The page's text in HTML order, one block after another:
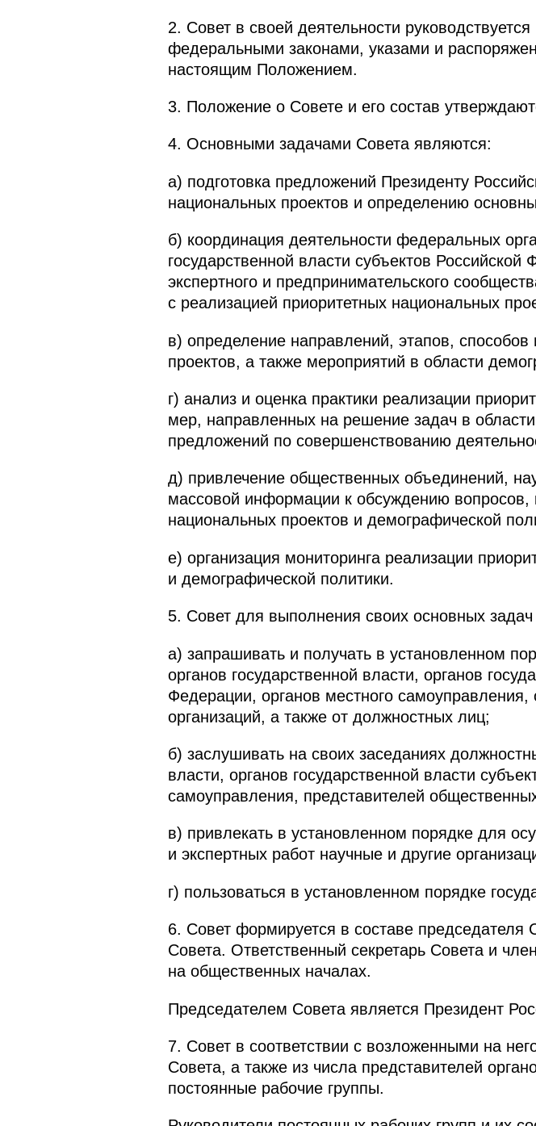
2. Совет в своей деятельности
федеральными законами, указами и
настоящим Положением.
3. Положение о Совете и его состав
4. Основными задачами Совета являются:
а) подготовка предложений Президенту
национальных проектов и определению
б) координация деятельности федеральных
государственной власти субъектов
экспертного и предпринимательского
с реализацией приоритетных национальных
в) определение направлений, этапов,
проектов, а также мероприятий в области
г) анализ и оценка практики реализации
мер, направленных на решение задач в
предложений по совершенствованию
д) привлечение общественных объединений,
массовой информации к обсуждению вопросов,
национальных проектов и демографической
е) организация мониторинга реализации
и демографической политики.
5. Совет для выполнения своих основных
а) запрашивать и получать в установленном
органов государственной власти, органов
Федерации, органов местного
организаций, а также от должностных лиц;
б) заслушивать на своих заседаниях
власти, органов государственной власти
самоуправления, представителей
в) привлекать в установленном порядке для
и экспертных работ научные и другие
г) пользоваться в установленном порядке
6. Совет формируется в составе председателя
Совета. Ответственный секретарь Совета и
на общественных началах.
Председателем Совета является Президент
7. Совет в соответствии с возложенными на
Совета, а также из числа представителей
постоянные рабочие группы.